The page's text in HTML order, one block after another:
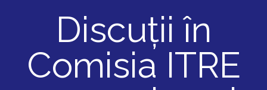
Discuții în
Comisia ITRE